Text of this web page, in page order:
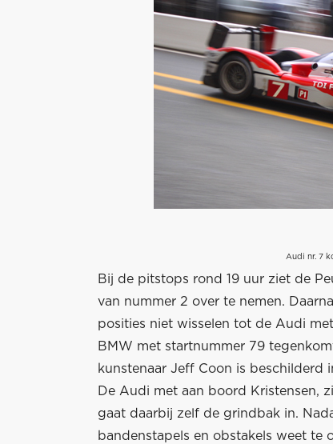
Audi nr. 7
Bij de pitstops rond 19 uur ziet de
van nummer 2 over te nemen.
posities niet wisselen tot de Audi
BMW met startnummer 79
kunstenaar Jeff Coon is beschilderd
De Audi met aan boord Kristensen,
gaat daarbij zelf de grindbak in.
bandenstapels en obstakels weet